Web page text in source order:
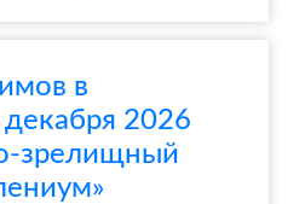
в
2026
зрелищный